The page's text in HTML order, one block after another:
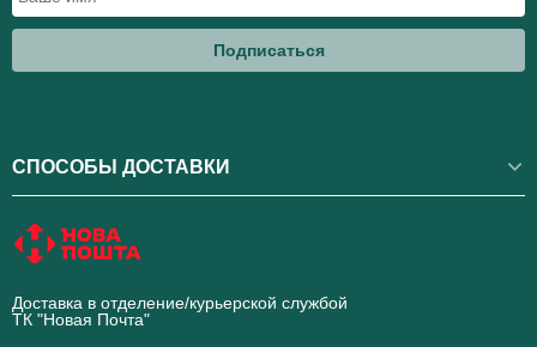
Подписаться
СПОСОБЫ ДОСТАВКИ
Доставка в отделение/курьерской службой
ТК "Новая Почта"